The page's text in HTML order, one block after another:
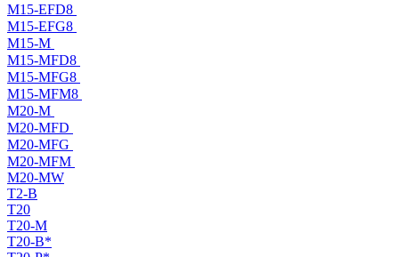
M15-EFD8
M15-EFG8
M15-M
M15-MFD8
M15-MFG8
M15-MFM8
M20-M
M20-MFD
M20-MFG
M20-MFM
M20-MW
T2-B
T20
T20-M
T20-B*